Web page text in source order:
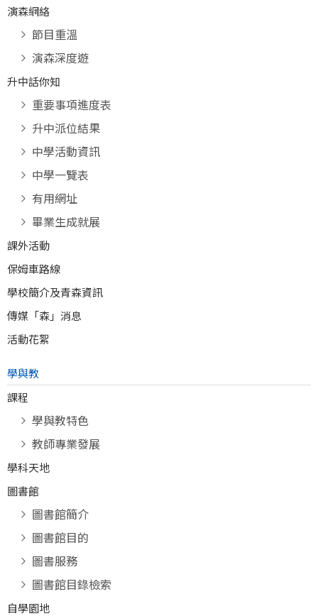
演森網絡
節目重溫
演森深度遊
升中話你知
重要事項進度表
升中派位結果
中學活動資訊
中學一覽表
有用網址
畢業生成就展
課外活動
保姆車路線
學校簡介及青森資訊
傳媒「森」消息
活動花絮
學與教
課程
學與教特色
教師專業發展
學科天地
圖書館
圖書館簡介
圖書館目的
圖書服務
圖書館目錄檢索
自學園地